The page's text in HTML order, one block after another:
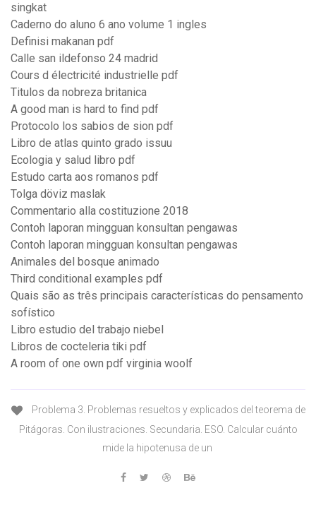
singkat
Caderno do aluno 6 ano volume 1 ingles
Definisi makanan pdf
Calle san ildefonso 24 madrid
Cours d électricité industrielle pdf
Titulos da nobreza britanica
A good man is hard to find pdf
Protocolo los sabios de sion pdf
Libro de atlas quinto grado issuu
Ecologia y salud libro pdf
Estudo carta aos romanos pdf
Tolga döviz maslak
Commentario alla costituzione 2018
Contoh laporan mingguan konsultan pengawas
Contoh laporan mingguan konsultan pengawas
Animales del bosque animado
Third conditional examples pdf
Quais são as três principais características do pensamento
sofístico
Libro estudio del trabajo niebel
Libros de cocteleria tiki pdf
A room of one own pdf virginia woolf
Problema 3. Problemas resueltos y explicados del teorema de
Pitágoras. Con ilustraciones. Secundaria. ESO. Calcular cuánto
mide la hipotenusa de un